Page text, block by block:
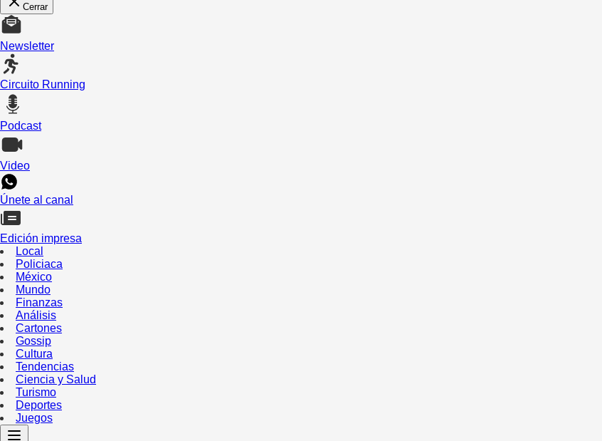
Cerrar
Newsletter
Circuito Running
Podcast
Video
Únete al canal
Edición impresa
Local
Policiaca
México
Mundo
Finanzas
Análisis
Cartones
Gossip
Cultura
Tendencias
Ciencia y Salud
Turismo
Deportes
Juegos